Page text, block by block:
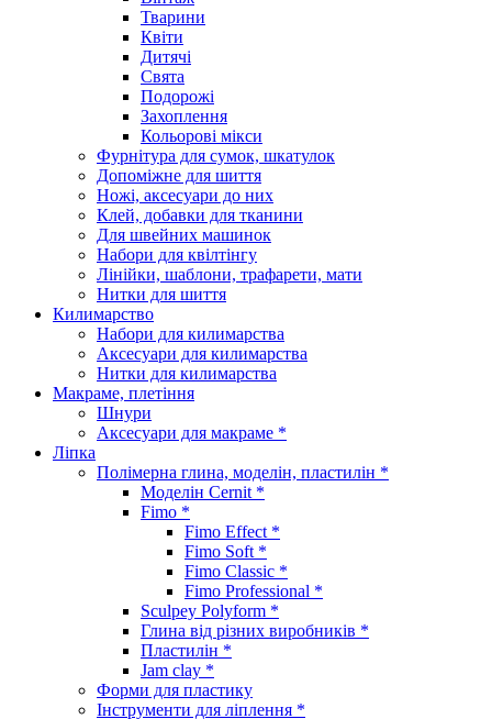
Тварини
Квіти
Дитячі
Свята
Подорожі
Захоплення
Кольорові мікси
Фурнітура для сумок, шкатулок
Допоміжне для шиття
Ножі, аксесуари до них
Клей, добавки для тканини
Для швейних машинок
Набори для квілтінгу
Лінійки, шаблони, трафарети, мати
Нитки для шиття
Килимарство
Набори для килимарства
Аксесуари для килимарства
Нитки для килимарства
Макраме, плетіння
Шнури
Аксесуари для макраме *
Ліпка
Полімерна глина, моделін, пластилін *
Моделін Cernit *
Fimo *
Fimo Effect *
Fimo Soft *
Fimo Classic *
Fimo Professional *
Sculpey Polyform *
Глина від різних виробників *
Пластилін *
Jam clay *
Форми для пластику
Інструменти для ліплення *